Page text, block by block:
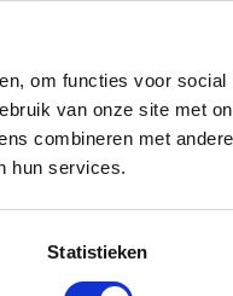
om functies voor
van onze site met
combineren met
hun services.
Statistieken